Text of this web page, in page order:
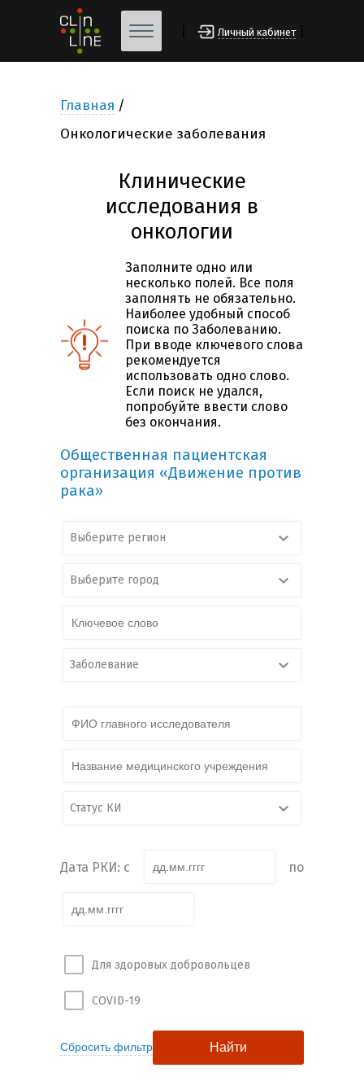
Личный кабинет
Главная
Онкологические заболевания
Клинические
исследования в
онкологии
Заполните одно или
несколько полей. Все поля
заполнять не обязательно.
Наиболее удобный способ
поиска по Заболеванию.
При вводе ключевого слова
рекомендуется
использовать одно слово.
Если поиск не удался,
попробуйте ввести слово
без окончания.
Общественная пациентская
организация «Движение против
рака»
Выберите регион
Выберите город
Заболевание
Статус КИ
Дата РКИ: с по
Для здоровых добровольцев
COVID-19